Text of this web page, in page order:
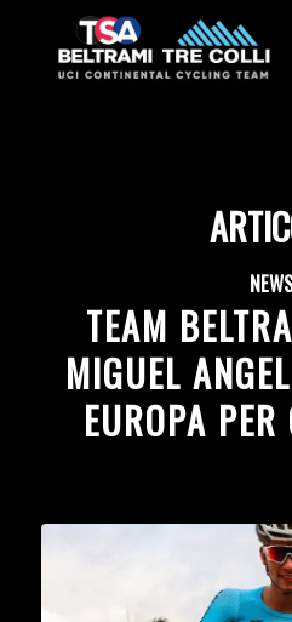
NEWS
TEAM
MIGUEL
EUROPA PER